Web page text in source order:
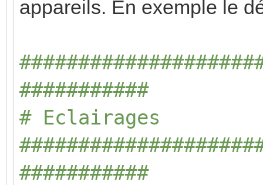
appareils. En exemple le
###########
# Eclairages
###########